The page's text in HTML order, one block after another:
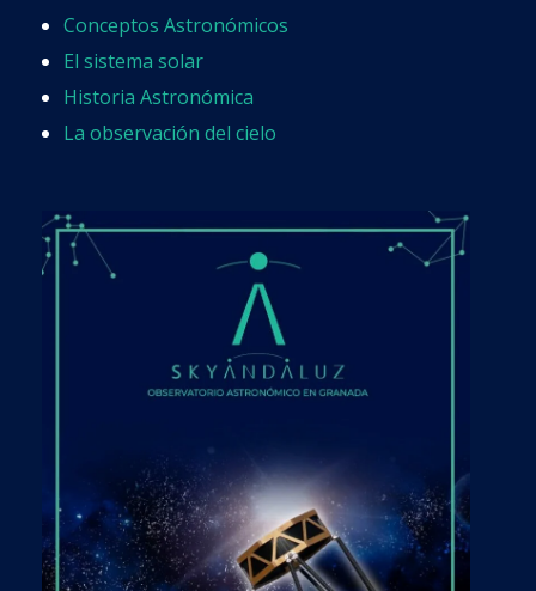
Conceptos Astronómicos
El sistema solar
Historia Astronómica
La observación del cielo